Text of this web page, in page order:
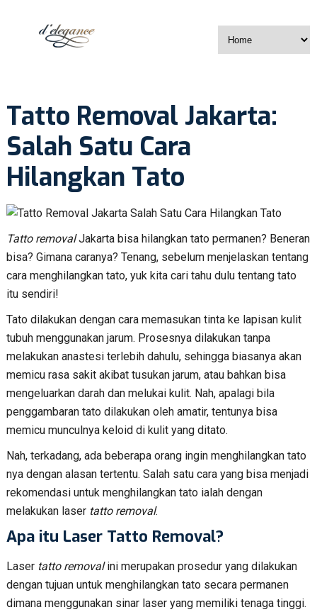
Tatto Removal Jakarta:
Salah Satu Cara
Hilangkan Tato
Tatto removalJakarta bisa hilangkan tato permanen? Beneran
bisa? Gimana caranya? Tenang, sebelum menjelaskan tentang
cara menghilangkan tato, yuk kita cari tahu dulu tentang tato
itu sendiri!
Tato dilakukan dengan cara memasukan tinta ke lapisan kulit
tubuh menggunakan jarum. Prosesnya dilakukan tanpa
melakukan anastesi terlebih dahulu, sehingga biasanya akan
memicu rasa sakit akibat tusukan jarum, atau bahkan bisa
mengeluarkan darah dan melukai kulit. Nah, apalagi bila
penggambaran tato dilakukan oleh amatir, tentunya bisa
memicu munculnya keloid di kulit yang ditato.
Nah, terkadang, ada beberapa orang ingin menghilangkan tato
nya dengan alasan tertentu. Salah satu cara yang bisa menjadi
rekomendasi untuk menghilangkan tato ialah dengan
melakukan laser tatto removal.
Apa itu Laser Tatto Removal?
Laser tatto removalini merupakan prosedur yang dilakukan
dengan tujuan untuk menghilangkan tato secara permanen
dimana menggunakan sinar laser yang memiliki tenaga tinggi.